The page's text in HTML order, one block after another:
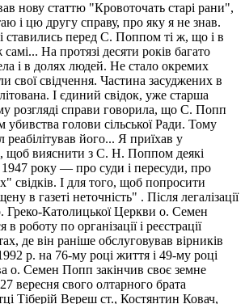
нову статтю "Кровоточать старі рани",
і цю другу справу, про яку я не знав.
ставились перед С. Поппом ті ж, що і в
самі... На протязі десяти років багато
і в долях людей. Не стало окремих
свої свідчення. Частина засуджених в
І єдиний свідок, уже старша
розгляді справи говорила, що С. Попп
убивства голови сільської Ради. Тому
реабілітував його... Я приїхав у
щоб вияснити з С. Н. Поппом деякі
року — про суди і пересуди, про
свідків. І для того, щоб попросити
в газеті неточність" . Після легалізації
Греко-Католицької Церкви о. Семен
роботу по організації і реєстрації
де він раніше обслуговував вірників
р. на 76-му році життя і 49-му році
о. Семен Попп закінчив своє земне
вересня свого олтарного брата
Тіберій Вереш ст., Костянтин Ковач,